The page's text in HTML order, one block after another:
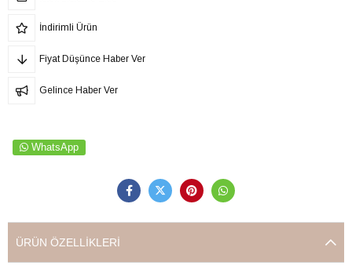
İndirimli Ürün
Fiyat Düşünce Haber Ver
Gelince Haber Ver
WhatsApp
ÜRÜN ÖZELLIKLERI